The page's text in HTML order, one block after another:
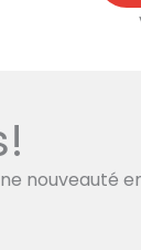
nouveauté